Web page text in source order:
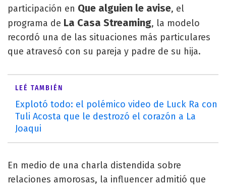
participación en Que alguien le avise, el
programa de La Casa Streaming, la modelo
recordó una de las situaciones más particulares
que atravesó con su pareja y padre de su hija.
LEÉ TAMBIÉN
Explotó todo: el polémico video de Luck Ra con
Tuli Acosta que le destrozó el corazón a La
Joaqui
En medio de una charla distendida sobre
relaciones amorosas, la influencer admitió que